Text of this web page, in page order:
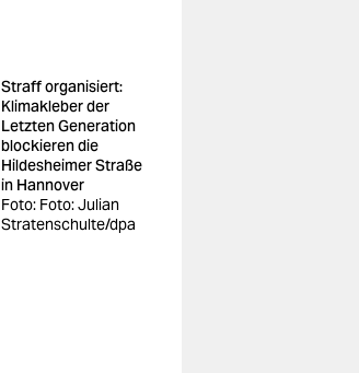
Straff organisiert:
Klimakleber der
Letzten Generation
blockieren die
Hildesheimer Straße
in Hannover
Foto: Foto: Julian
Stratenschulte/dpa